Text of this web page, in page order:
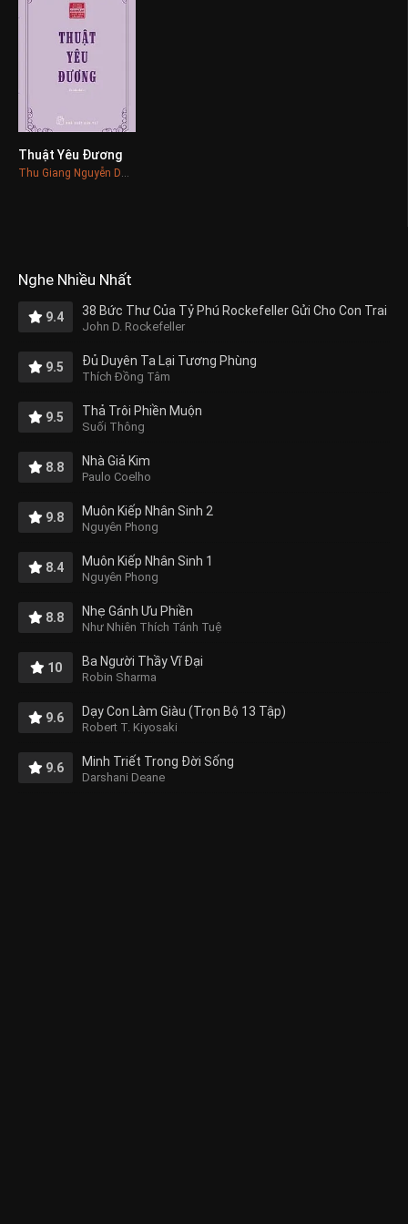
0
Thuật Yêu Đương
Nghe Nhiều Nhất
9.4 38 Bức Thư Của Tỷ Phú Rockefeller Gửi Cho Con Trai
John D. Rockefeller
9.5 Đủ Duyên Ta Lại Tương Phùng
Thích Đồng Tâm
9.5 Thả Trôi Phiền Muộn
Suối Thông
8.8 Nhà Giả Kim
Paulo Coelho
9.8 Muôn Kiếp Nhân Sinh 2
Nguyên Phong
8.4 Muôn Kiếp Nhân Sinh 1
Nguyên Phong
8.8 Nhẹ Gánh Ưu Phiền
Như Nhiên Thích Tánh Tuệ
10 Ba Người Thầy Vĩ Đại
Robin Sharma
9.6 Dạy Con Làm Giàu (Trọn Bộ 13 Tập)
Robert T. Kiyosaki
9.6 Minh Triết Trong Đời Sống
Darshani Deane